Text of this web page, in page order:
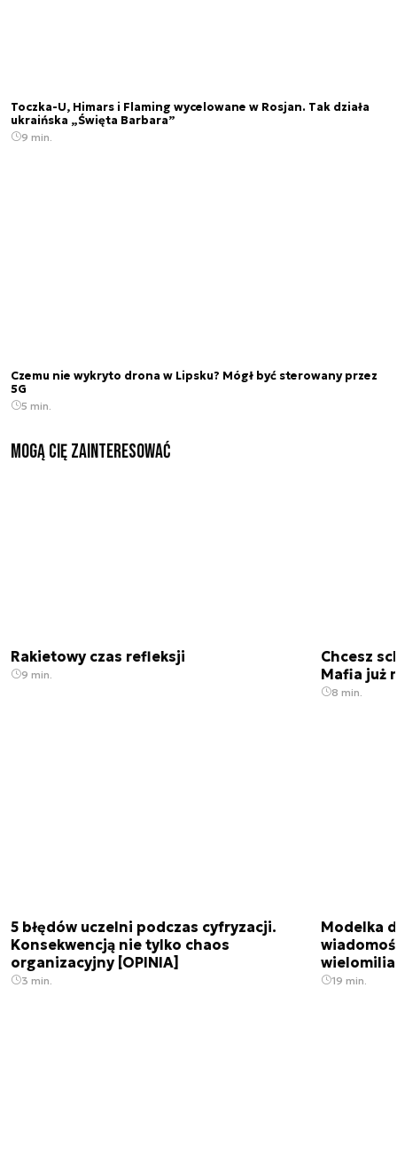
Toczka-U, Himars i Flaming wycelowane w Rosjan. Tak działa
ukraińska „Święta Barbara”
9 min.
Czemu nie wykryto drona w Lipsku? Mógł być sterowany przez
5G
5 min.
Mogą Cię zainteresować
Rakietowy czas refleksji
9 min.
Chcesz
Mafia już
8 min.
5 błędów uczelni podczas cyfryzacji.
Konsekwencją nie tylko chaos
organizacyjny [OPINIA]
3 min.
Modelka
19 min.